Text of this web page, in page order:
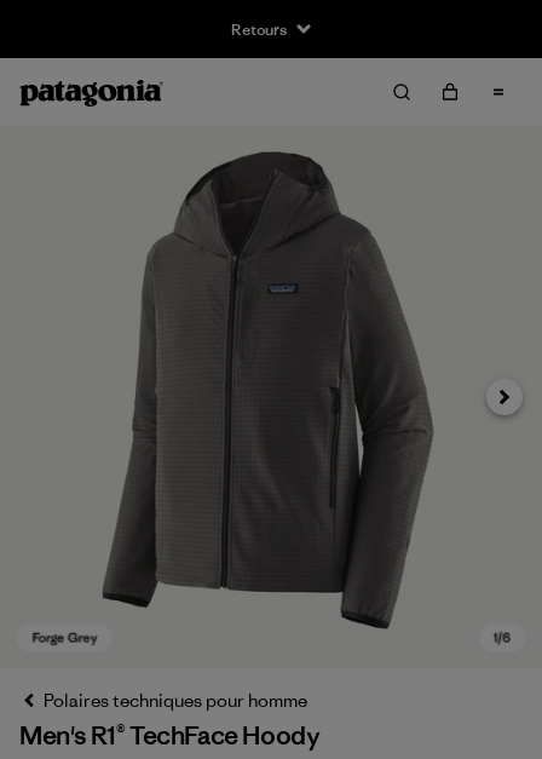
Retours
Polaires techniques pour homme
Men's R1® TechFace Hoody